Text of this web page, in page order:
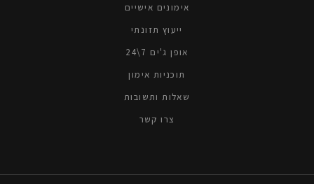
אימונים אישיים
ייעוץ תזונתי
אופן ג'ים 7\24
תוכניות אימון
שאלות ותשובות
צרו קשר